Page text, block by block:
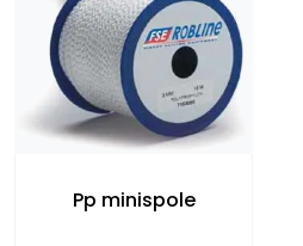
Pp minispole